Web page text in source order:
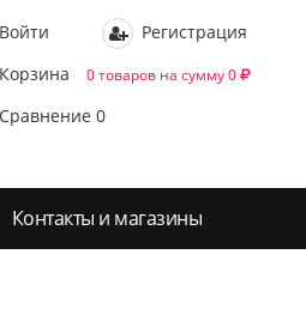
Войти
Регистрация
Корзина
0 товаров на сумму 0
Сравнение 0
Контакты и магазины